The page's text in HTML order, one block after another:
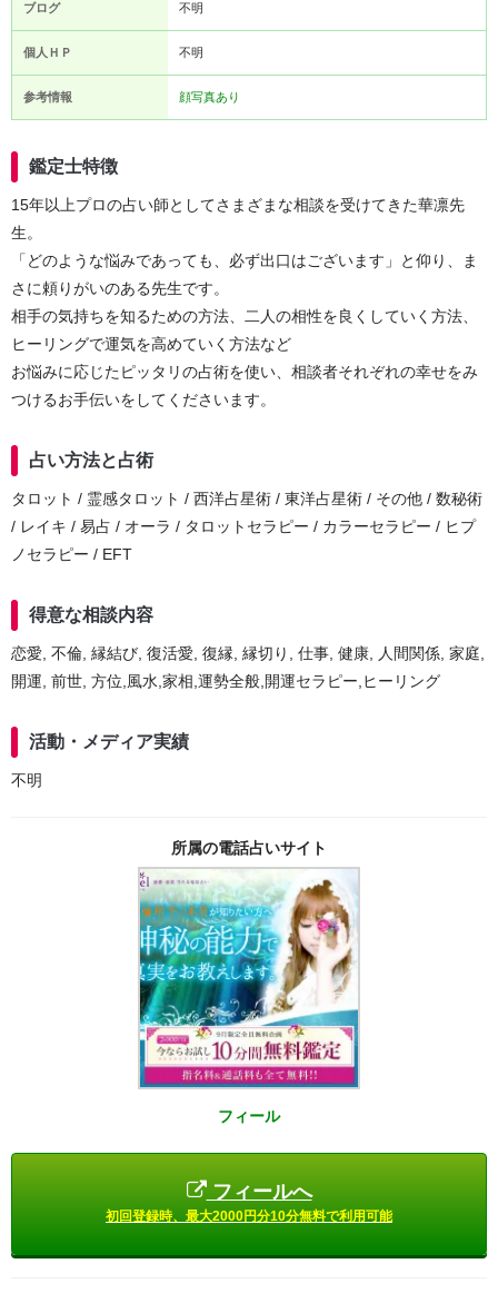
ブログ 不明
個人ＨＰ 不明
参考情報 顔写真あり
鑑定士特徴
15年以上プロの占い師としてさまざまな相談を受けてきた華凛先
生。
「どのような悩みであっても、必ず出口はございます」と仰り、ま
さに頼りがいのある先生です。
相手の気持ちを知るための方法、二人の相性を良くしていく方法、
ヒーリングで運気を高めていく方法など
お悩みに応じたピッタリの占術を使い、相談者それぞれの幸せをみ
つけるお手伝いをしてくださいます。
占い方法と占術
タロット / 霊感タロット / 西洋占星術 / 東洋占星術 / その他 / 数秘術
/ レイキ / 易占 / オーラ / タロットセラピー / カラーセラピー / ヒプ
ノセラピー / EFT
得意な相談内容
恋愛, 不倫, 縁結び, 復活愛, 復縁, 縁切り, 仕事, 健康, 人間関係, 家庭,
開運, 前世, 方位,風水,家相,運勢全般,開運セラピー,ヒーリング
活動・メディア実績
不明
所属の電話占いサイト
フィール
フィールへ
初回登録時、最大2000円分10分無料で利用可能